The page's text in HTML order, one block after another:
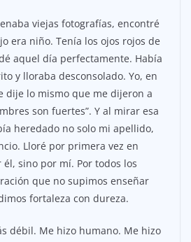
viejas fotografías, encontré
era niño. Tenía los ojos rojos de
aquel día perfectamente. Había
y lloraba desconsolado. Yo, en
dije lo mismo que me dijeron a
son fuertes”. Y al mirar esa
heredado no solo mi apellido,
Lloré por primera vez en
sino por mí. Por todos los
que no supimos enseñar
fortaleza con dureza.
débil. Me hizo humano. Me hizo